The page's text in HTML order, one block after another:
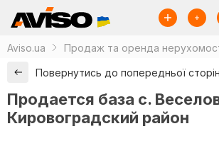
Aviso.ua Продаж та оренда
Повернутись до попередньої
Продается база с.
Кировоградский район